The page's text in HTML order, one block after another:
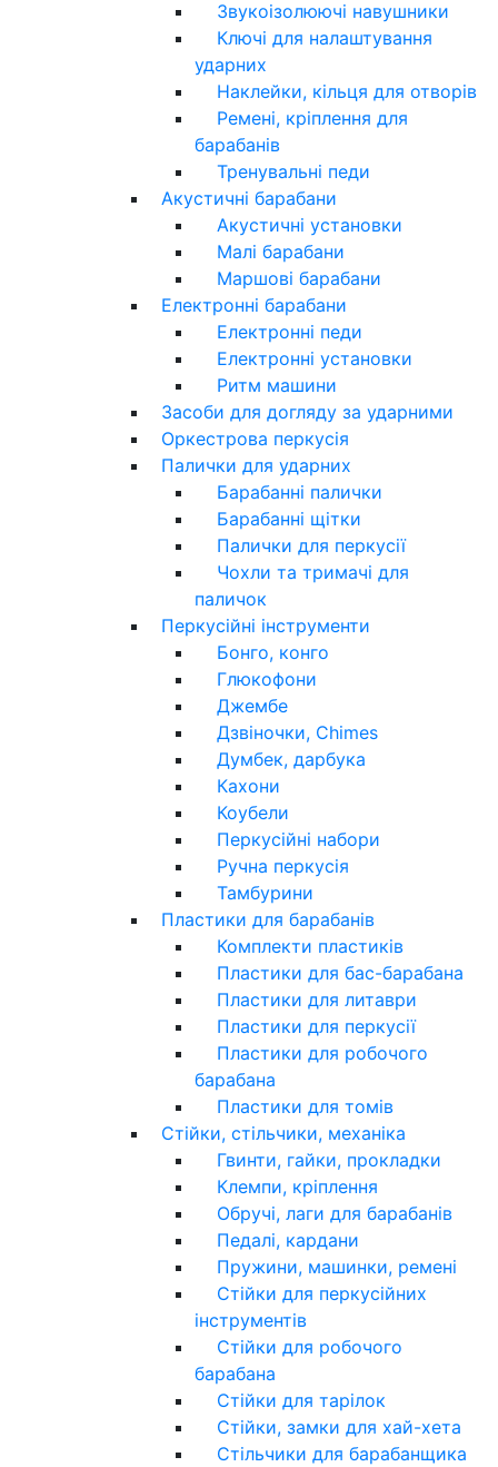
Звукоізолюючі навушники
Ключі для налаштування
ударних
Наклейки, кільця для отворів
Ремені, кріплення для
барабанів
Тренувальні педи
Акустичні барабани
Акустичні установки
Малі барабани
Маршові барабани
Електронні барабани
Електронні педи
Електронні установки
Ритм машини
Засоби для догляду за ударними
Оркестрова перкусія
Палички для ударних
Барабанні палички
Барабанні щітки
Палички для перкусії
Чохли та тримачі для
паличок
Перкусійні інструменти
Бонго, конго
Глюкофони
Джембе
Дзвіночки, Chimes
Думбек, дарбука
Кахони
Коубели
Перкусійні набори
Ручна перкусія
Тамбурини
Пластики для барабанів
Комплекти пластиків
Пластики для бас-барабана
Пластики для литаври
Пластики для перкусії
Пластики для робочого
барабана
Пластики для томів
Стійки, стільчики, механіка
Гвинти, гайки, прокладки
Клемпи, кріплення
Обручі, лаги для барабанів
Педалі, кардани
Пружини, машинки, ремені
Стійки для перкусійних
інструментів
Стійки для робочого
барабана
Стійки для тарілок
Стійки, замки для хай-хета
Стільчики для барабанщика